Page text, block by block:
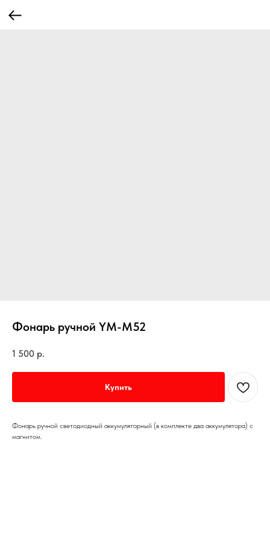
Фонарь ручной YM-M52
1 500 р.
Купить
Фонарь ручной светодиодный аккумуляторный (в комплекте два аккумулятора) с
магнитом.